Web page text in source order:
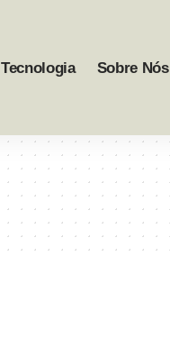
Tecnologia Sobre Nós